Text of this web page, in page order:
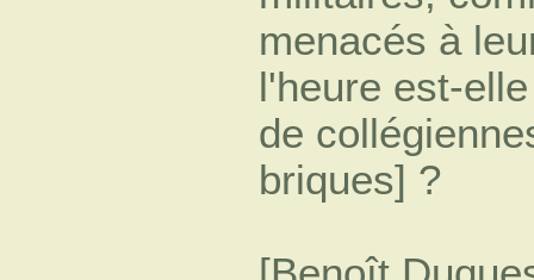
menacés à
l'heure est-
de
briques] ?